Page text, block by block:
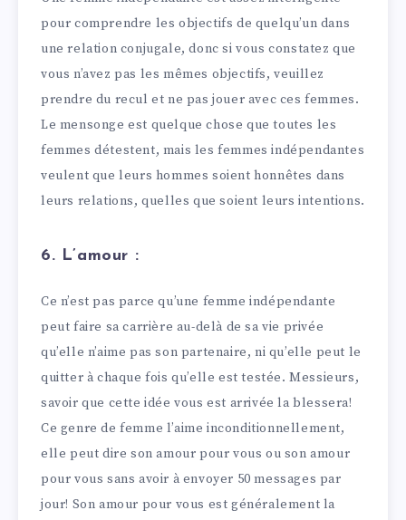
pour comprendre les objectifs de quelqu’un dans
une relation conjugale, donc si vous constatez que
vous n’avez pas les mêmes objectifs, veuillez
prendre du recul et ne pas jouer avec ces femmes.
Le mensonge est quelque chose que toutes les
femmes détestent, mais les femmes indépendantes
veulent que leurs hommes soient honnêtes dans
leurs relations, quelles que soient leurs intentions.
6. L’amour :
Ce n’est pas parce qu’une femme indépendante
peut faire sa carrière au-delà de sa vie privée
qu’elle n’aime pas son partenaire, ni qu’elle peut le
quitter à chaque fois qu’elle est testée. Messieurs,
savoir que cette idée vous est arrivée la blessera!
Ce genre de femme l’aime inconditionnellement,
elle peut dire son amour pour vous ou son amour
pour vous sans avoir à envoyer 50 messages par
jour! Son amour pour vous est généralement la